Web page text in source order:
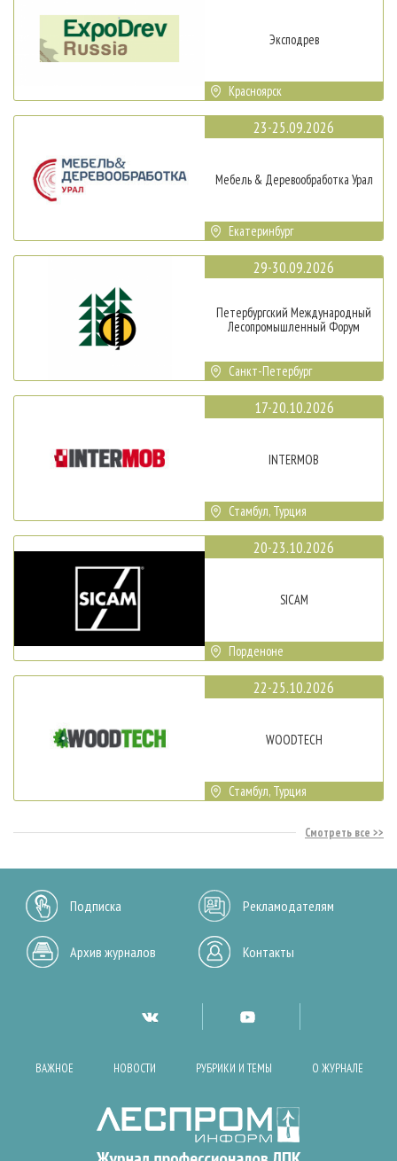
Эксподрев
Красноярск
23-25.09.2026
Мебель & Деревообработка Урал
Екатеринбург
29-30.09.2026
Петербургский Международный
Лесопромышленный Форум
Санкт-Петербург
17-20.10.2026
INTERMOB
Стамбул, Турция
20-23.10.2026
SICAM
Порденоне
22-25.10.2026
WOODTECH
Стамбул, Турция
Смотреть все
Подписка Рекламодателям
Архив журналов Контакты
ВАЖНОЕ НОВОСТИ РУБРИКИ И ТЕМЫ О ЖУРНАЛЕ